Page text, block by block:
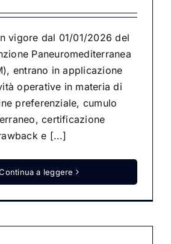
vigore dal 01/01/2026 del
Paneuromediterranea
entrano in applicazione
operative in materia di
preferenziale, cumulo
certificazione
e [...]
a leggere